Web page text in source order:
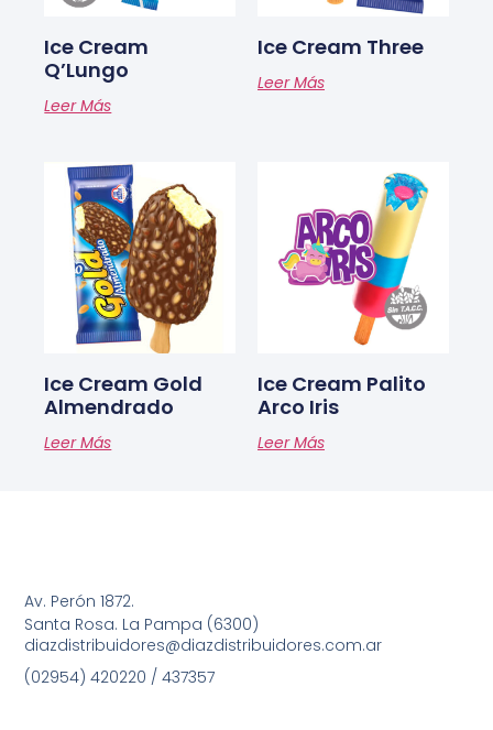
Ice Cream
Q’Lungo
Leer Más
Ice Cream Three
Leer Más
Ice Cream Gold
Almendrado
Leer Más
Ice Cream Palito
Arco Iris
Leer Más
Av. Perón 1872.
Santa Rosa. La Pampa (6300)
diazdistribuidores@diazdistribuidores.com.ar
(02954) 420220 / 437357